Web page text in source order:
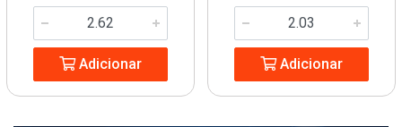
Adicionar Adicionar